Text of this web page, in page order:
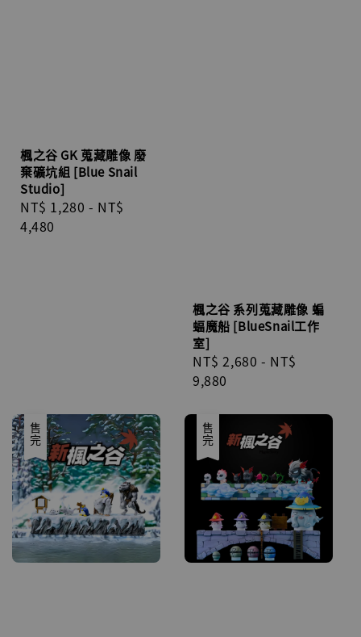
楓之谷 GK 蒐藏雕像 廢
棄礦坑組 [Blue Snail
Studio]
Regular
price
NT$ 1,280 - NT$
4,480
楓之谷 系列蒐藏雕像 蝙
蝠魔船 [BlueSnail工作
室]
Regular
price
NT$ 2,680 - NT$
9,880
售完 售完